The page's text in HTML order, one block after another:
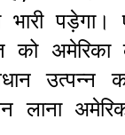
पड़ेगा।
अमेरिका
लाना